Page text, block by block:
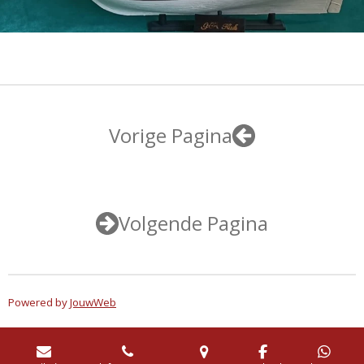
Vorige Pagina
Volgende Pagina
Powered byJouwWeb